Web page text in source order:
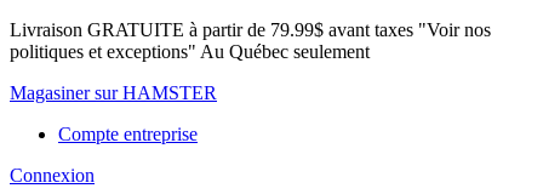
Livraison GRATUITE à partir de 79.99$ avant taxes "Voir nos
politiques et exceptions" Au Québec seulement
Magasiner sur HAMSTER
Compte entreprise
Connexion